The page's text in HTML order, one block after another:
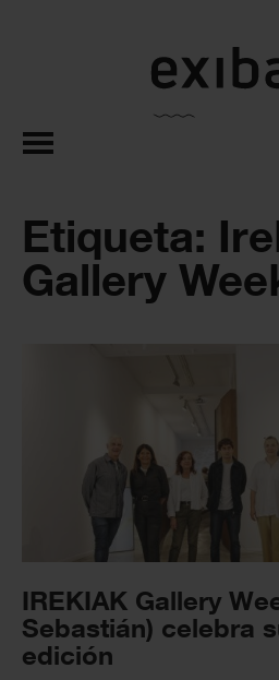
Etiqueta:
Gallery
IREKIAK Gallery
Sebastián) celebra
edición